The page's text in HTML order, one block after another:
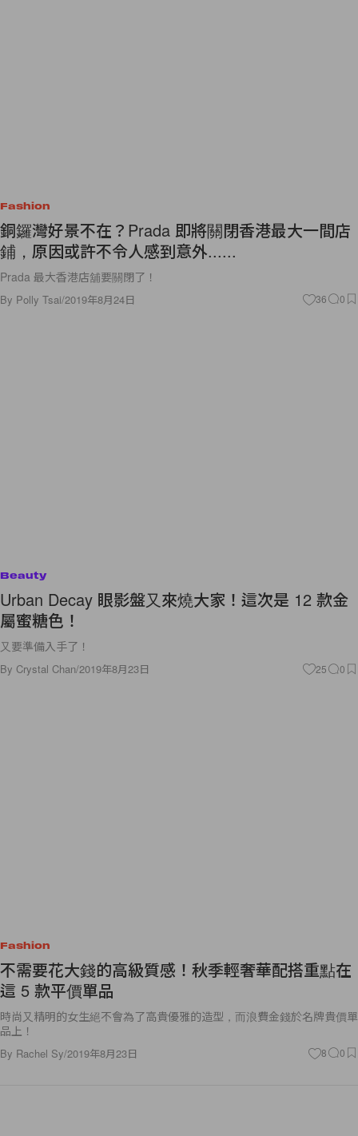
Fashion
銅鑼灣好景不在？Prada 即將關閉香港最大一間店
鋪，原因或許不令人感到意外......
Prada 最大香港店舖要關閉了！
By Polly Tsai/2019年8月24日 36 0
Beauty
Urban Decay 眼影盤又來燒大家！這次是 12 款金
屬蜜糖色！
又要準備入手了！
By Crystal Chan/2019年8月23日 25 0
Fashion
不需要花大錢的高級質感！秋季輕奢華配搭重點在
這 5 款平價單品
時尚又精明的女生絕不會為了高貴優雅的造型，而浪費金錢於名牌貴價單
品上！
By Rachel Sy/2019年8月23日 8 0